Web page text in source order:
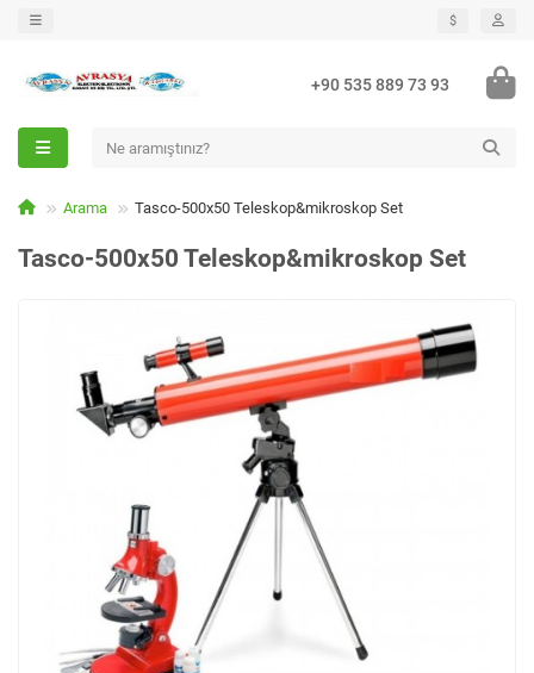
$
+90 535 889 73 93
Arama Tasco-500x50 Teleskop&mikroskop Set
Tasco-500x50 Teleskop&mikroskop Set